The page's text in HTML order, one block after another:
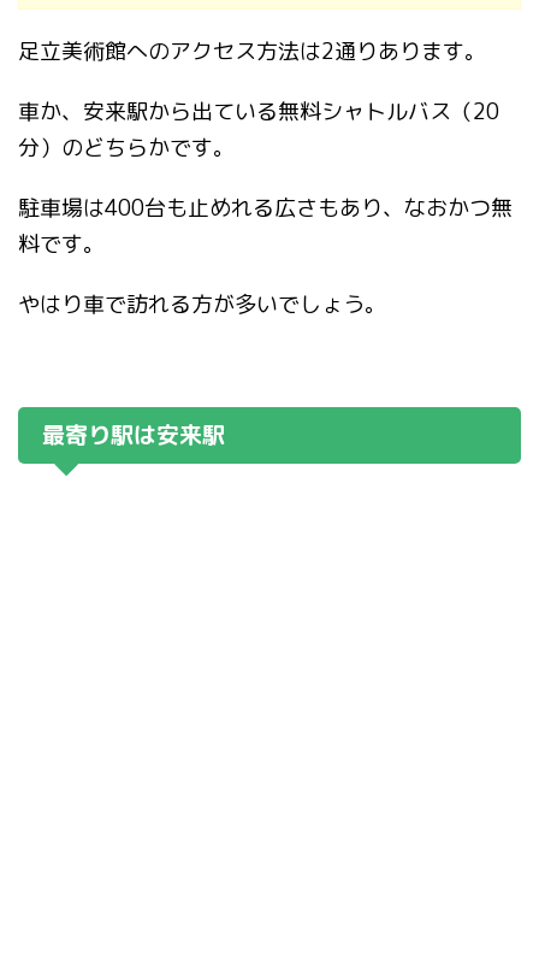
足立美術館へのアクセス方法は2通りあります。
車か、安来駅から出ている無料シャトルバス（20
分）のどちらかです。
駐車場は400台も止めれる広さもあり、なおかつ無
料です。
やはり車で訪れる方が多いでしょう。
最寄り駅は安来駅